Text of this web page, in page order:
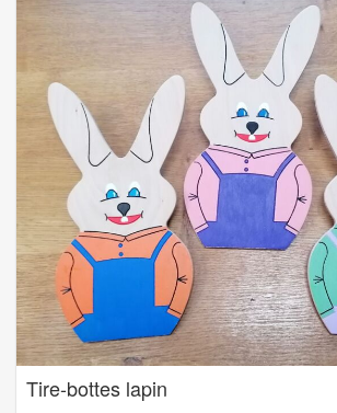
Tire-bottes lapin